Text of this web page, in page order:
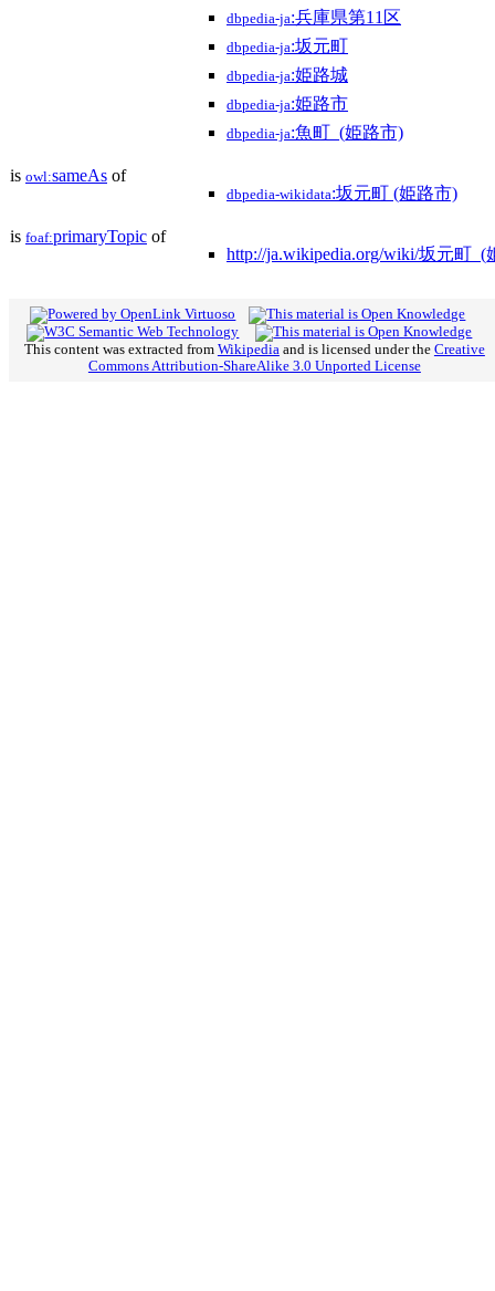
dbpedia-ja:兵庫県第11区
dbpedia-ja:坂元町
dbpedia-ja:姫路城
dbpedia-ja:姫路市
dbpedia-ja:魚町_(姫路市)
is owl:sameAs of
dbpedia-wikidata:坂元町 (姫路市)
is foaf:primaryTopic of
http://ja.wikipedia.org/wiki/坂元町_(
This content was extracted from Wikipedia and is licensed under the Creative
Commons Attribution-ShareAlike 3.0 Unported License